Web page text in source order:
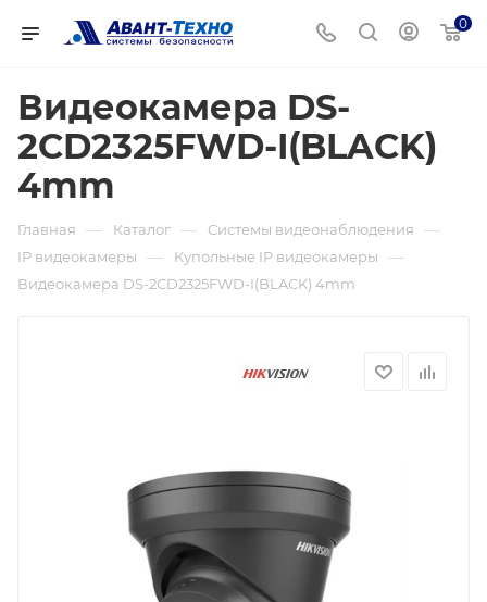
0
Видеокамера DS-
2CD2325FWD-I(BLACK)
4mm
Главная — Каталог — Системы видеонаблюдения —
IP видеокамеры — Купольные IP видеокамеры —
Видеокамера DS-2CD2325FWD-I(BLACK) 4mm